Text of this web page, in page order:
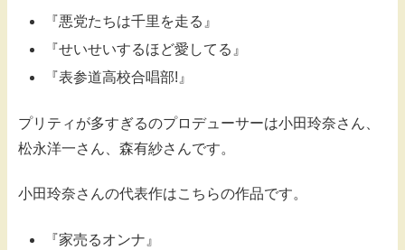
『悪党たちは千里を走る』
『せいせいするほど愛してる』
『表参道高校合唱部!』
プリティが多すぎるのプロデューサーは小田玲奈さん、
松永洋一さん、森有紗さんです。
小田玲奈さんの代表作はこちらの作品です。
『家売るオンナ』